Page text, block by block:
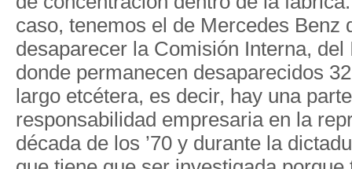
caso, tenemos el de Mercedes Benz
desaparecer la Comisión Interna, del
donde permanecen desaparecidos
largo etcétera, es decir, hay una
responsabilidad empresaria en la
década de los ’70 y durante la